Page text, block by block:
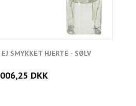
SMYKKET HJERTE - SØLV
DKK